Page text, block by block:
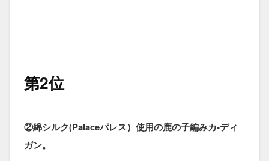
第2位
②綿シルク(Palaceパレス）使用の鹿の子編みカ-ディ
ガン。